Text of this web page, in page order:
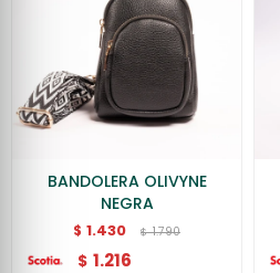
BANDOLERA OLIVYNE
NEGRA
$ 1.430 $ 1.790
$ 1.216